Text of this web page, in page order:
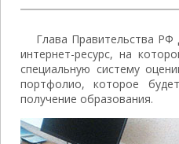
Глава Правительства
интернет-ресурс, на
специальную систему
портфолио, которое
получение образования.